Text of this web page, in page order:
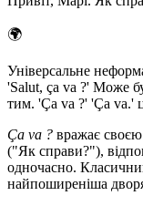
🌍
Універсальне
'Salut, ça va ?' Може
тим. 'Ça va ?' 'Ça va.'
Ça va ? вражає
("Як справи?"),
одночасно.
найпоширеніша